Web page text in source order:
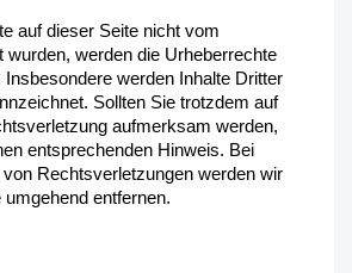
auf dieser Seite nicht vom
wurden, werden die Urheberrechte
Insbesondere werden Inhalte Dritter
Sollten Sie trotzdem auf
aufmerksam werden,
entsprechenden Hinweis. Bei
von Rechtsverletzungen werden wir
umgehend entfernen.